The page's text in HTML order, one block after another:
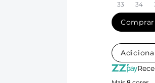
33 34
Comprar